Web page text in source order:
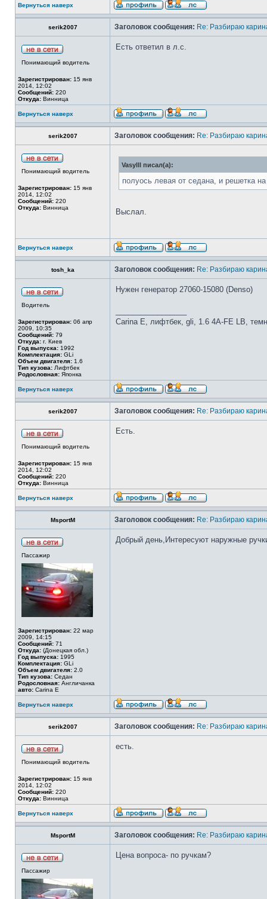
Вернуться наверх
serik2007 Заголовок сообщения: Re: Разбираю
Понимающий водитель
Зарегистрирован: 15 янв
2014, 12:02
Сообщений: 220
Откуда: Винница
Есть ответил в л.с.
Вернуться наверх
serik2007 Заголовок сообщения: Re: Разбираю
Понимающий водитель
Зарегистрирован: 15 янв
2014, 12:02
Сообщений: 220
Откуда: Винница
Vasylll писал(а):
полуось левая от седана, и решетка
Выслал.
Вернуться наверх
tosh_ka Заголовок сообщения: Re: Разбираю
Водитель
Зарегистрирован: 06 апр
2009, 10:35
Сообщений: 79
Откуда: г. Киев
Год выпуска: 1992
Комплектация: GLi
Объем двигателя: 1.6
Тип кузова: Лифтбек
Родословная: Японка
Нужен генератор 27060-15080 (Denso)
Carina E, лифтбек, gli, 1.6 4A-FE LB,
Вернуться наверх
serik2007 Заголовок сообщения: Re: Разбираю
Понимающий водитель
Зарегистрирован: 15 янв
2014, 12:02
Сообщений: 220
Откуда: Винница
Есть.
Вернуться наверх
MsportM Заголовок сообщения: Re: Разбираю
Пассажир
Зарегистрирован: 22 мар
2009, 14:15
Сообщений: 71
Откуда: (Донецкая обл.)
Год выпуска: 1995
Комплектация: GLi
Объем двигателя: 2.0
Тип кузова: Седан
Родословная: Англичанка
авто: Carina E
Добрый день,Интересуют наружные
Вернуться наверх
serik2007 Заголовок сообщения: Re: Разбираю
Понимающий водитель
Зарегистрирован: 15 янв
2014, 12:02
Сообщений: 220
Откуда: Винница
есть.
Вернуться наверх
MsportM Заголовок сообщения: Re: Разбираю
Пассажир
Цена вопроса- по ручкам?